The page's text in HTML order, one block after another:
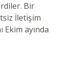
Bir
İletişim
Ekim ayında